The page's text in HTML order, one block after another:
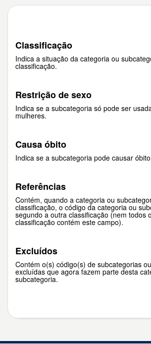
Classificação
Indica a situação da categoria ou
classificação.
Restrição de sexo
Indica se a subcategoria só pode ser
mulheres.
Causa óbito
Indica se a subcategoria pode causar
Referências
Contém, quando a categoria ou
classificação, o código da categoria ou
segundo a outra classificação (nem todos
classificação contém este campo).
Excluídos
Contém o(s) código(s) de subcategorias
excluídas que agora fazem parte desta
subcategoria.